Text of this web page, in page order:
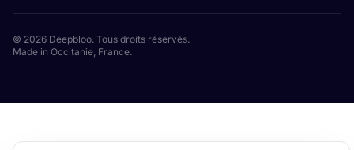
© 2026 Deepbloo. Tous droits réservés.
Made in Occitanie, France.